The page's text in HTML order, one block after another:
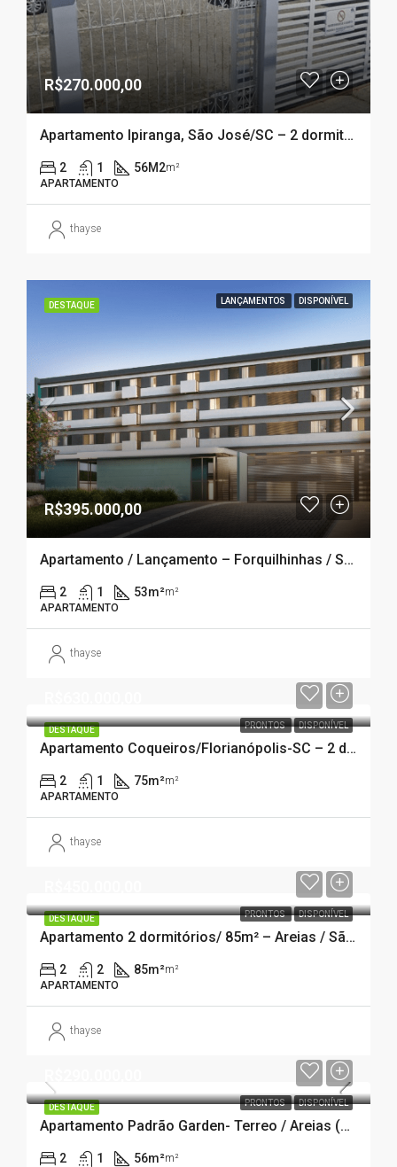
R$270.000,00
Apartamento Ipiranga, São José/SC – 2 dormitórios
2 1 56M2m²
APARTAMENTO
thayse
DESTAQUE LANÇAMENTOS DISPONÍVEL
R$395.000,00
Apartamento / Lançamento – Forquilhinhas / Sao José- SC
2 1 53m²m²
APARTAMENTO
thayse
DESTAQUE PRONTOS DISPONÍVEL
Apartamento Coqueiros/Florianópolis-SC – 2 dormitórios com suíte.
2 1 75m²m²
APARTAMENTO
thayse
DESTAQUE PRONTOS DISPONÍVEL
Apartamento 2 dormitórios/ 85m² – Areias / São José-SC
2 2 85m²m²
APARTAMENTO
thayse
DESTAQUE PRONTOS DISPONÍVEL
Apartamento Padrão Garden- Terreo / Areias (São José/SC)
2 1 56m²m²